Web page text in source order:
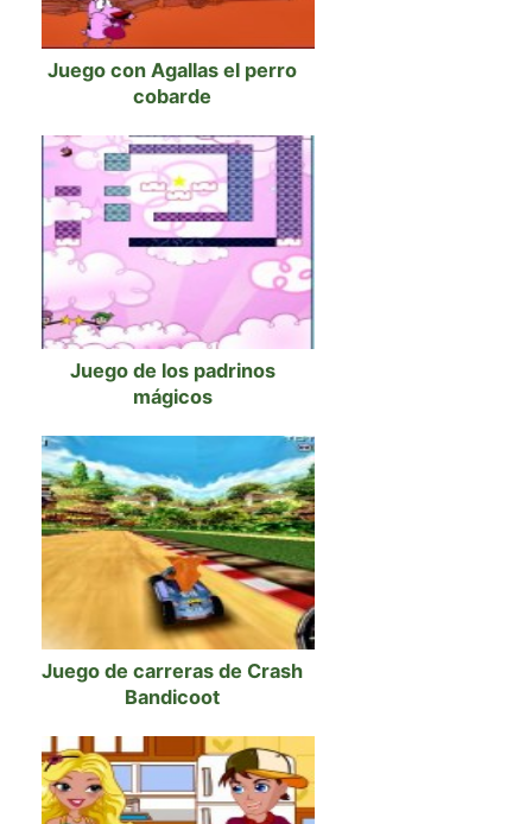
Juego con Agallas el perro
cobarde
Juego de los padrinos
mágicos
Juego de carreras de Crash
Bandicoot